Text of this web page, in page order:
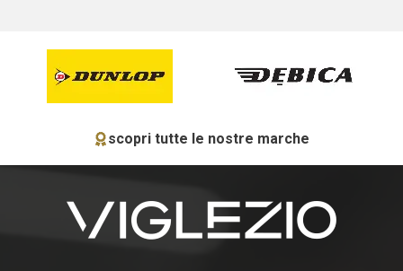
scopri tutte le nostre marche